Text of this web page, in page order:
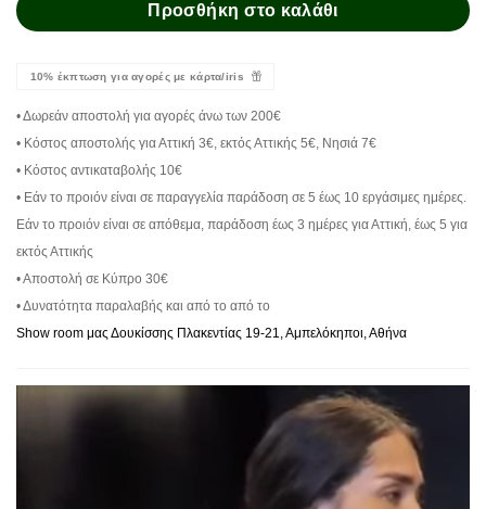
Προσθήκη στο καλάθι
10% έκπτωση για αγορές με κάρτα/iris
• Δωρεάν αποστολή για αγορές άνω των 200€
• Κόστος αποστολής για Αττική 3€, εκτός Αττικής 5€, Νησιά 7€
• Κόστος αντικαταβολής 10€
• Εάν το προιόν είναι σε παραγγελία παράδοση σε 5 έως 10 εργάσιμες ημέρες.
Εάν το προιόν είναι σε απόθεμα, παράδοση έως 3 ημέρες για Αττική, έως 5 για
εκτός Αττικής
• Αποστολή σε Κύπρο 30€
• Δυνατότητα παραλαβής και από το από το
Show room μας Δουκίσσης Πλακεντίας 19-21, Αμπελόκηποι, Αθήνα